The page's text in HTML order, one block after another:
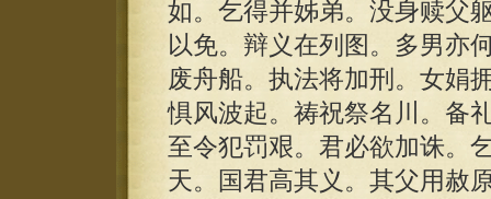
如。乞得并姊弟。没身赎父
以免。辩义在列图。多男亦
废舟船。执法将加刑。女娟
惧风波起。祷祝祭名川。备
至令犯罚艰。君必欲加诛。
天。国君高其义。其父用赦